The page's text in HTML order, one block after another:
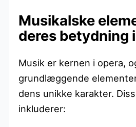
Musikalske
deres betydning
Musik er kernen i opera,
grundlæggende
dens unikke karakter.
inkluderer: